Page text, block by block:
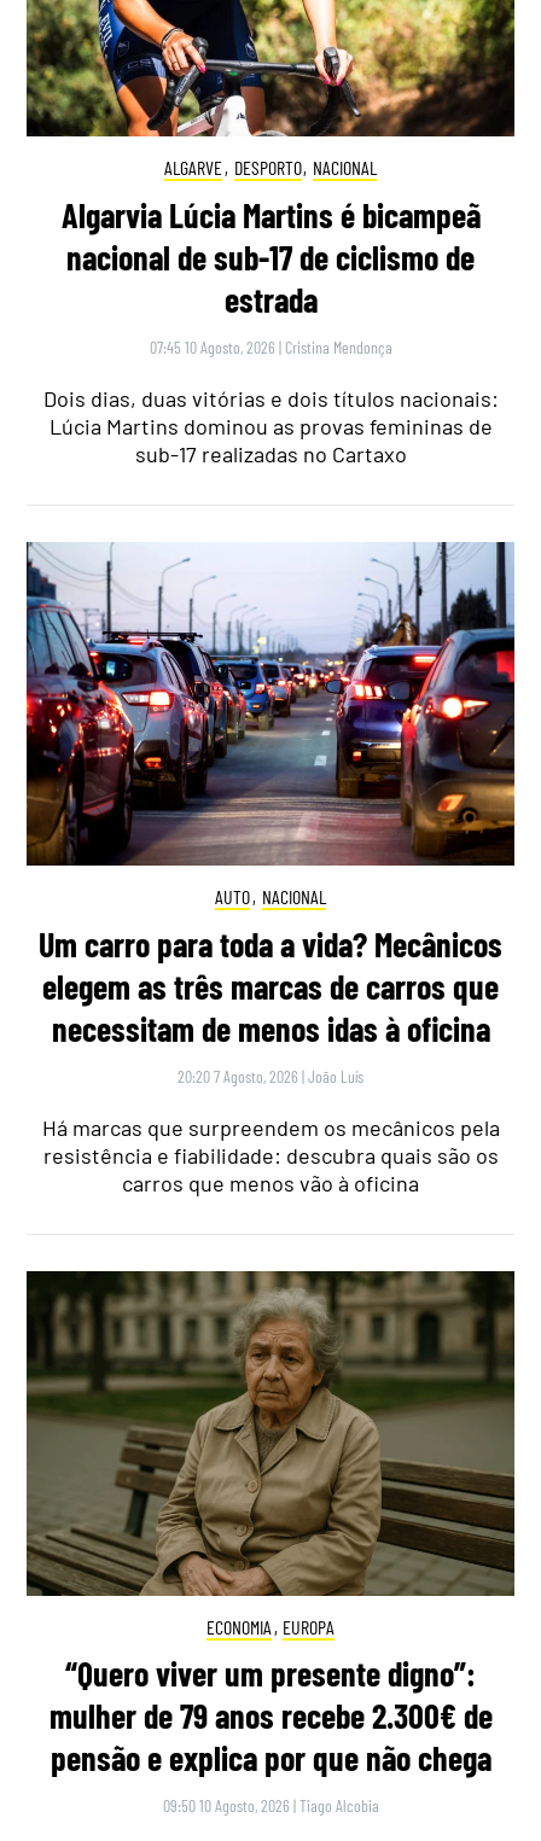
ALGARVE, DESPORTO, NACIONAL
Algarvia Lúcia Martins é bicampeã
nacional de sub-17 de ciclismo de
estrada
07:45 10 Agosto, 2026 | Cristina Mendonça
Dois dias, duas vitórias e dois títulos nacionais:
Lúcia Martins dominou as provas femininas de
sub-17 realizadas no Cartaxo
AUTO, NACIONAL
Um carro para toda a vida? Mecânicos
elegem as três marcas de carros que
necessitam de menos idas à oficina
20:20 7 Agosto, 2026 |João Luís
Há marcas que surpreendem os mecânicos pela
resistência e fiabilidade: descubra quais são os
carros que menos vão à oficina
ECONOMIA , EUROPA
“Quero viver um presente digno”:
mulher de 79 anos recebe 2.300€ de
pensão e explica por que não chega
09:50 10 Agosto, 2026 |Tiago Alcobia